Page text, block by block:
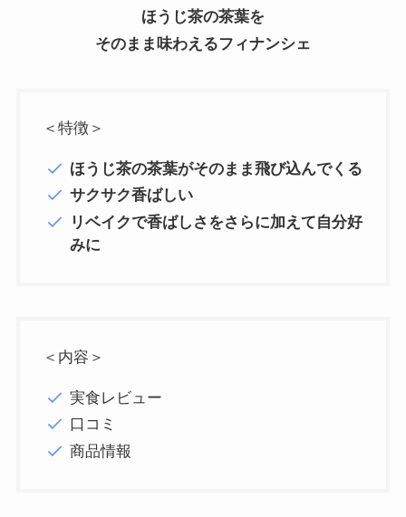
ほうじ茶の茶葉を
そのまま味わえるフィナンシェ
＜特徴＞
ほうじ茶の茶葉がそのまま飛び込んでくる
サクサク香ばしい
リベイクで香ばしさをさらに加えて自分好
みに
＜内容＞
実食レビュー
口コミ
商品情報